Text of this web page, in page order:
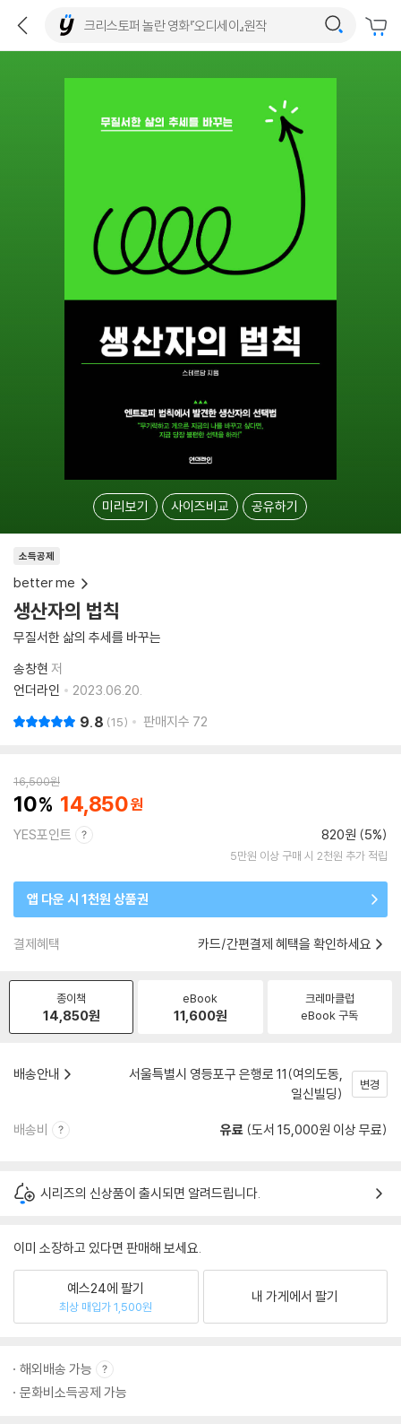
미리보기 사이즈비교 공유하기
소득공제
better me
생산자의 법칙
무질서한 삶의 추세를 바꾸는
송창현 저
언더라인
2023.06.20.
9.8 15 판매지수 72
16,500원
10 14,850
YES포인트 820원 (5%)
5만원 이상 구매 시 2천원 추가 적립
앱 다운 시 1천원 상품권
결제혜택 카드/간편결제 혜택을 확인하세요
종이책
14,850원
eBook
11,600원
크레마클럽
eBook 구독
배송안내
서울특별시 영등포구 은행로 11(여의도동,
일신빌딩)
변경
배송비 유료 (도서 15,000원 이상 무료)
시리즈의 신상품이 출시되면 알려드립니다.
이미 소장하고 있다면 판매해 보세요.
예스24에 팔기
최상 매입가 1,500원
내 가게에서 팔기
해외배송 가능
문화비소득공제 가능